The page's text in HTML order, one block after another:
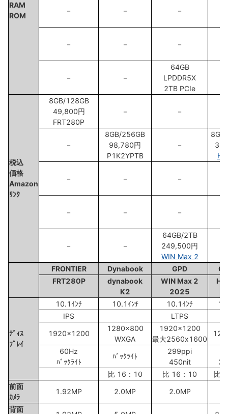
RAM
ROM
－ － －
－ － －
－ －
64GB
LPDDR5X
2TB PCIe
税込
価格
Amazon
ﾘﾝｸ
8GB/128GB
49,800円
FRT280P
－ －
－
8GB/256GB
98,780円
P1K2YPTB
－
－ － －
－ － －
－ －
64GB/2TB
249,500円
WIN Max 2
FRONTIER Dynabook GPD
FRT280P
dynabook
K2
WIN Max 2
2025
ﾃﾞｨｽ
ﾌﾟﾚｲ
10.1ｲﾝﾁ 10.1ｲﾝﾁ 10.1ｲﾝﾁ
IPS
LTPS
1920x1200
1280x800
WXGA
1920x1200
最大2560x1600
60Hz
ﾊﾞｯｸﾗｲﾄ
ﾊﾞｯｸﾗｲﾄ
299ppi
450nit
比 16：10
比 16：10
比
前面
ｶﾒﾗ
1.92MP 2.0MP 2.0MP
背面